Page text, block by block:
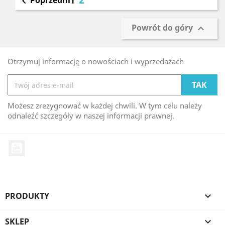
Powrót do góry 
Otrzymuj informację o nowościach i wyprzedażach
Możesz zrezygnować w każdej chwili. W tym celu należy
odnaleźć szczegóły w naszej informacji prawnej.
PRODUKTY 
SKLEP 